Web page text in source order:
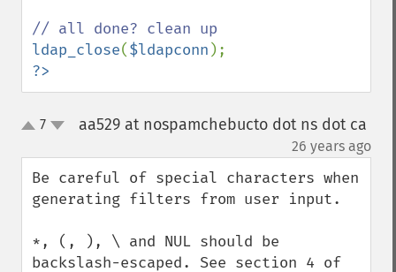
ldap_close($ldapconn
?>
up7 aa529 at nospamchebucto dot ns dot ca
26 years ago
Be careful of special characters when
generating filters from user input.
*, (, ), \ and NUL should be
backslash-escaped. See section 4 of